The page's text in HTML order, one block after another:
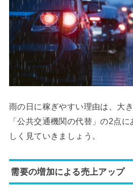
雨の日に稼ぎやすい理由は、大
「公共交通機関の代替」の2点
しく見ていきましょう。
需要の増加による売上アップ